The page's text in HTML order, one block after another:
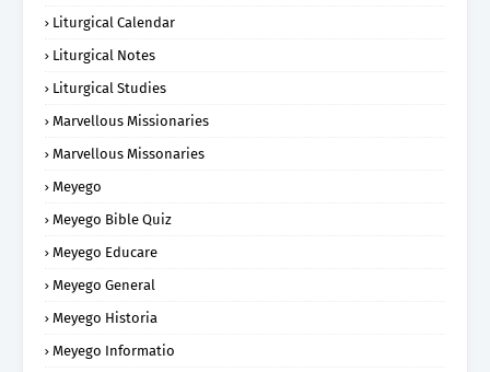
Liturgical Calendar
Liturgical Notes
Liturgical Studies
Marvellous Missionaries
Marvellous Missonaries
Meyego
Meyego Bible Quiz
Meyego Educare
Meyego General
Meyego Historia
Meyego Informatio